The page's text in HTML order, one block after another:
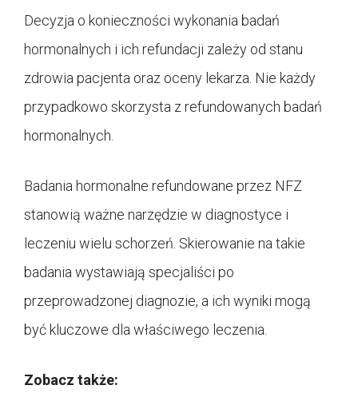
Decyzja o konieczności wykonania badań
hormonalnych i ich refundacji zależy od stanu
zdrowia pacjenta oraz oceny lekarza. Nie każdy
przypadkowo skorzysta z refundowanych badań
hormonalnych.
Badania hormonalne refundowane przez NFZ
stanowią ważne narzędzie w diagnostyce i
leczeniu wielu schorzeń. Skierowanie na takie
badania wystawiają specjaliści po
przeprowadzonej diagnozie, a ich wyniki mogą
być kluczowe dla właściwego leczenia.
Zobacz także: